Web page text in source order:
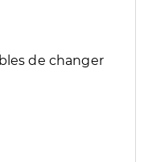
de changer